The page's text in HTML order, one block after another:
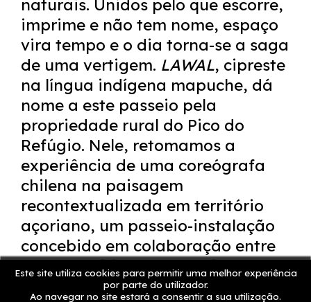
Este site utiliza cookies para permitir uma melhor experiência
por parte do utilizador.
Ao navegar no site estará a consentir a sua utilização.
naturais. Unidos pelo que escorre,
imprime e não tem nome, espaço
vira tempo e o dia torna-se a saga
de uma vertigem. LAWAL, cipreste
na língua indígena mapuche, dá
nome a este passeio pela
propriedade rural do Pico do
Refúgio. Nele, retomamos a
experiência de uma coreógrafa
chilena na paisagem
recontextualizada em território
açoriano, um passeio-instalação
concebido em colaboração entre
Gustavo Ciríaco e o arquiteto
Gonçalo Lopes em diálogo com